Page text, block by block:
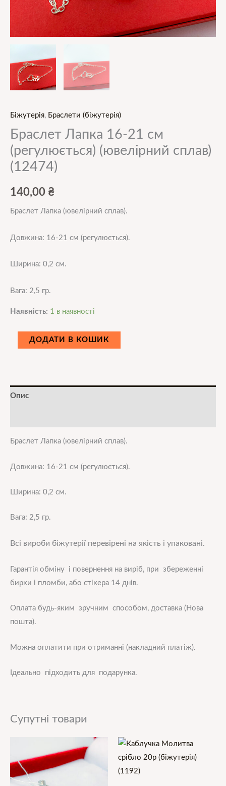
Біжутерія, Браслети (біжутерія)
Браслет Лапка 16-21 см
(регулюється) (ювелірний сплав)
(12474)
140,00 ₴
Браслет Лапка (ювелірний сплав).
Довжина: 16-21 см (регулюється).
Ширина: 0,2 см.
Вага: 2,5 гр.
Наявність: 1 в наявності
ДОДАТИ В КОШИК
Опис
Браслет Лапка (ювелірний сплав).
Довжина: 16-21 см (регулюється).
Ширина: 0,2 см.
Вага: 2,5 гр.
Всі вироби біжутерії перевірені на якість і упаковані.
Гарантія обміну і повернення на виріб, при збереженні
бирки і пломби, або стікера 14 днів.
Оплата будь-яким зручним способом, доставка (Нова
пошта).
Можна оплатити при отриманні (накладний платіж).
Ідеально підходить для подарунка.
Супутні товари